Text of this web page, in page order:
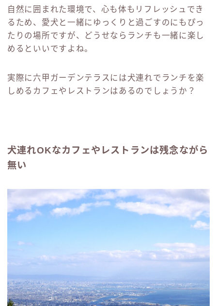
自然に囲まれた環境で、心も体もリフレッシュでき
るため、愛犬と一緒にゆっくりと過ごすのにもぴっ
たりの場所ですが、どうせならランチも一緒に楽し
めるといいですよね。
実際に六甲ガーデンテラスには犬連れでランチを楽
しめるカフェやレストランはあるのでしょうか？
犬連れOKなカフェやレストランは残念ながら
無い